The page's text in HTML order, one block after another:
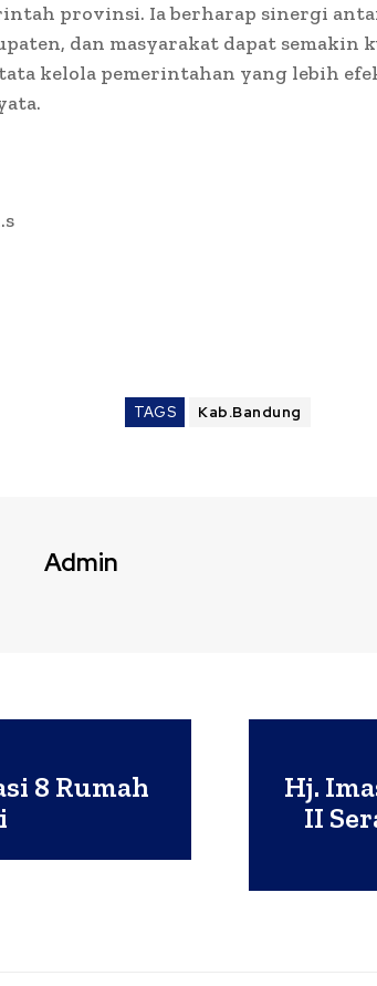
provinsi. Ia berharap sinergi
dan masyarakat dapat semakin
kelola pemerintahan yang lebih
TAGS Kab.Bandung
Admin
8 Rumah
Hj.
II